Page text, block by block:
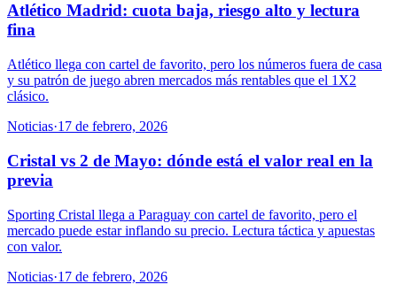
Atlético Madrid: cuota baja, riesgo alto y lectura
fina
Atlético llega con cartel de favorito, pero los números fuera de casa
y su patrón de juego abren mercados más rentables que el 1X2
clásico.
Noticias·17 de febrero, 2026
Cristal vs 2 de Mayo: dónde está el valor real en la
previa
Sporting Cristal llega a Paraguay con cartel de favorito, pero el
mercado puede estar inflando su precio. Lectura táctica y apuestas
con valor.
Noticias·17 de febrero, 2026